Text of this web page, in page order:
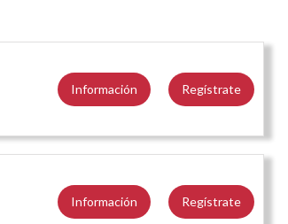
Información Regístrate
Información Regístrate